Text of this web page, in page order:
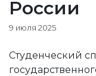
России
9 июля 2025
Студенческий